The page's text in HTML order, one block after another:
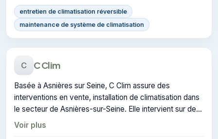
entretien de climatisation réversible
maintenance de système de climatisation
C C Clim
Basée à Asnières sur Seine, C Clim assure des
interventions en vente, installation de climatisation dans
le secteur de Asnières-sur-Seine. Elle intervient sur des
projets liés à climatisation.
Voir plus